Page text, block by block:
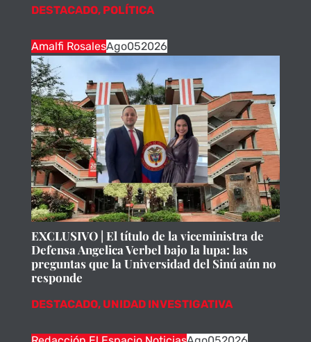
DESTACADO, POLÍTICA
Amalfi RosalesAgo052026
EXCLUSIVO | El título de la viceministra de
Defensa Angelica Verbel bajo la lupa: las
preguntas que la Universidad del Sinú aún no
responde
DESTACADO, UNIDAD INVESTIGATIVA